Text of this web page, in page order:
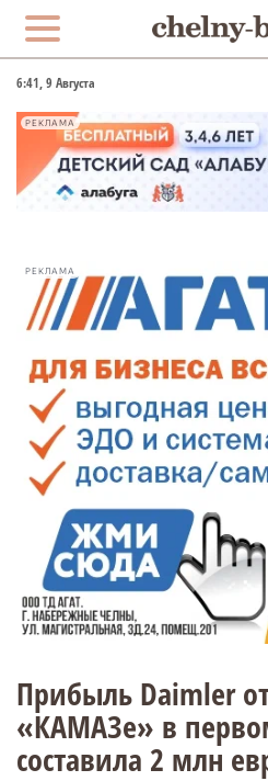
6:41, 9 Августа
РЕКЛАМА
РЕКЛАМА
Прибыль Daimler
«КАМАЗе» в
составила 2 млн